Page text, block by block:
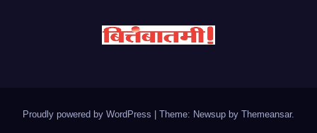
Proudly powered by WordPress | Theme: Newsup by Themeansar.